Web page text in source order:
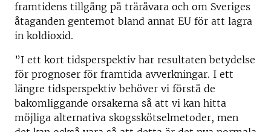
framtidens tillgång på träråvara och om Sveriges
åtaganden gentemot bland annat EU för att lagra
in koldioxid.
”I ett kort tidsperspektiv har resultaten betydelse
för prognoser för framtida avverkningar. I ett
längre tidsperspektiv behöver vi förstå de
bakomliggande orsakerna så att vi kan hitta
möjliga alternativa skogsskötselmetoder, men